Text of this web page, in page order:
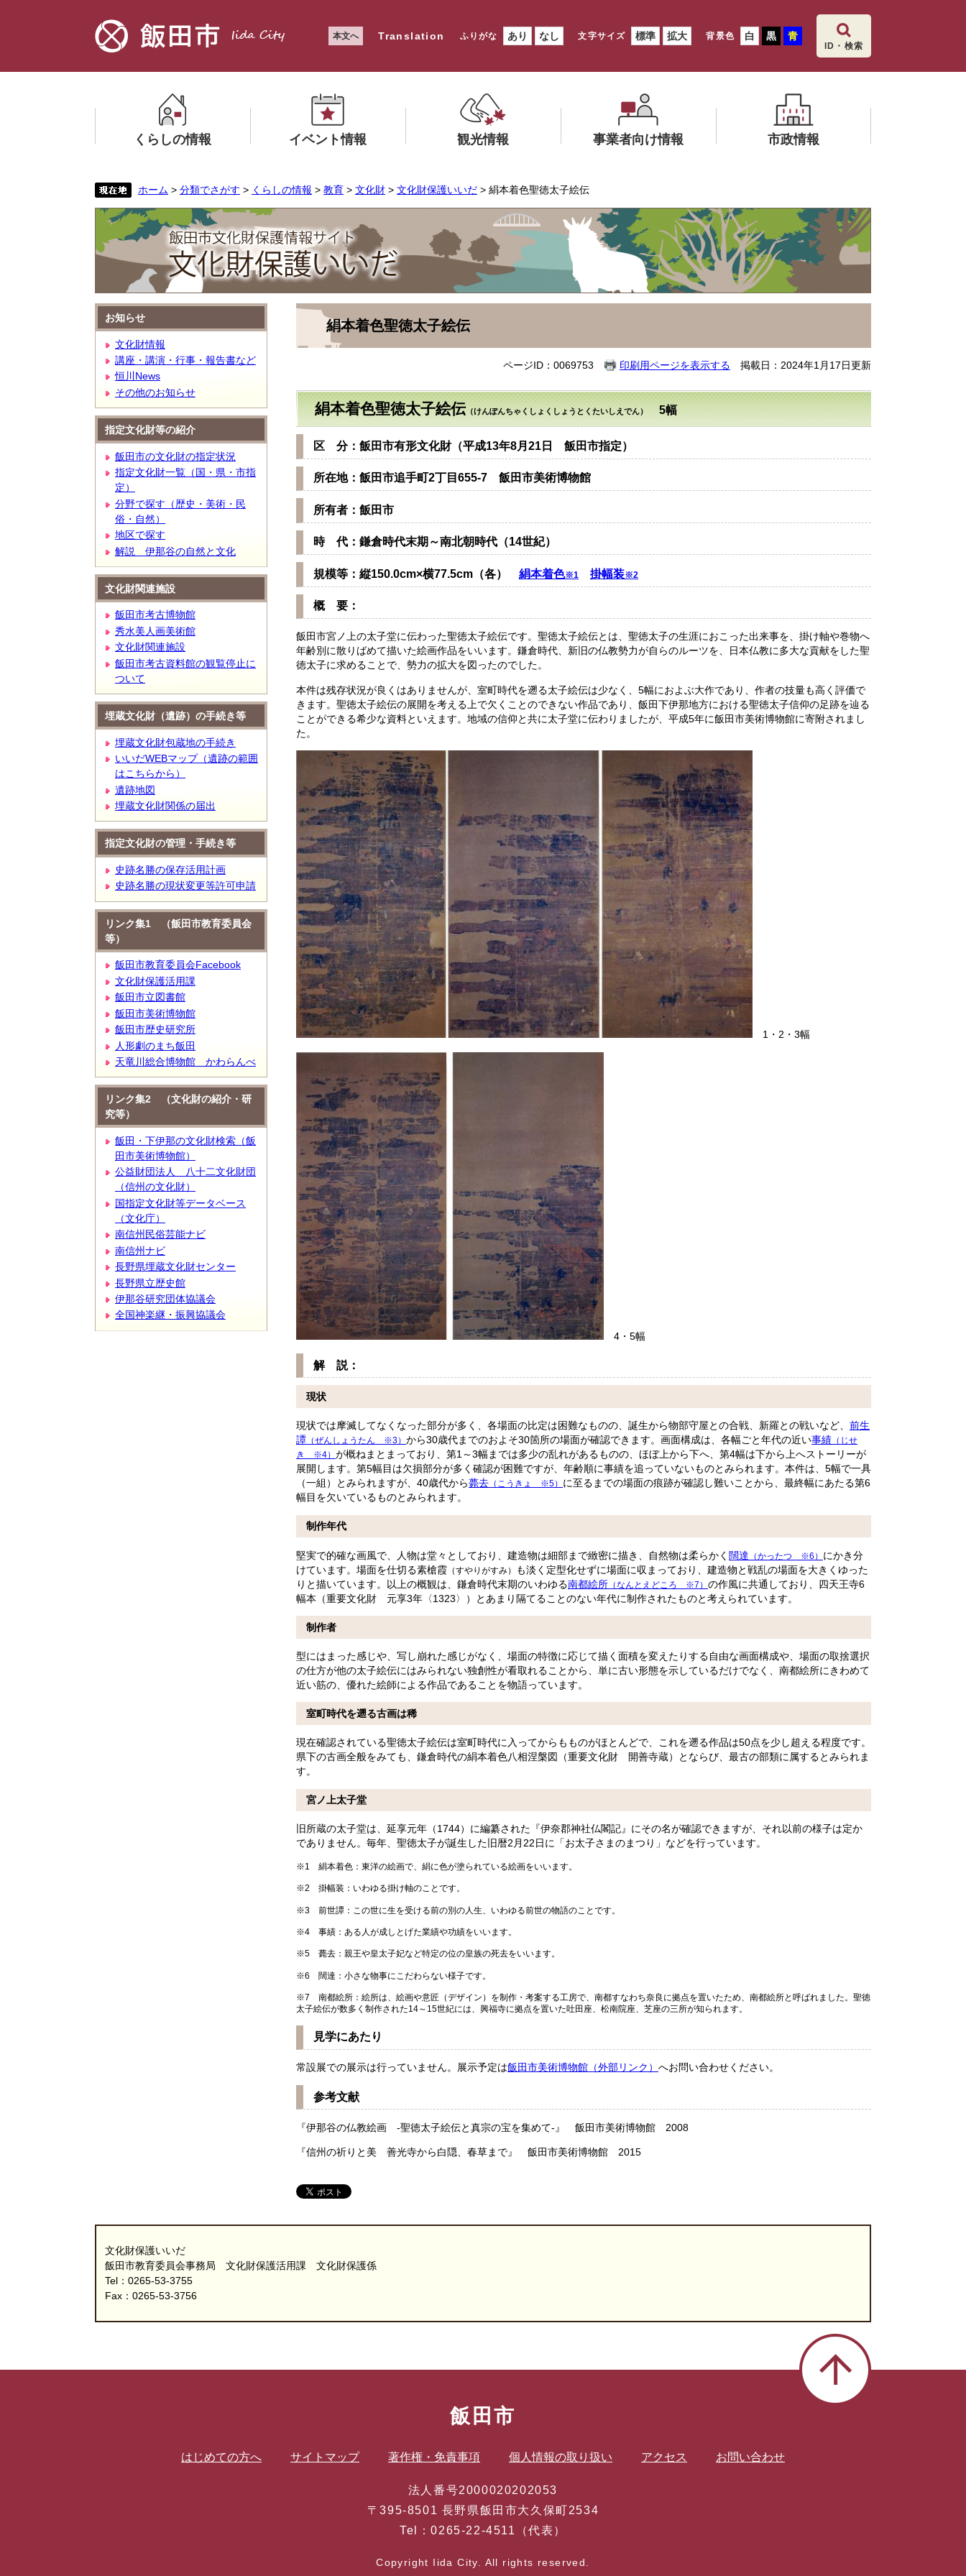
本文へ Translation ふりがな あり なし 文字サイズ 標準 拡大 背景色 白 黒 青
ID・検索
くらしの情報
メ
ニ
ー
を
ら
く
イベント情報
メ
ニ
ー
を
ひ
ら
く
観光情報
メ
ニ
を
ら
事業者向け情報
メ
ニ
ュ
ー
を
ひ
ら
市政情報
ニ
ュ
ー
を
ら
ホーム > 分類でさがす > くらしの情報 > 教育 > 文化財 > 文化財保護いいだ > 絹本着色聖徳太子絵伝
本
絹本着色聖徳太子絵伝
ページID：0069753 印刷用ページを表示する 掲載日：2024年1月17日更新
絹本着色聖徳太子絵伝（けんぽんちゃくしょくしょうとくたいしえでん） 5幅
区 分：飯田市有形文化財（平成13年8月21日 飯田市指定）
所在地：飯田市追手町2丁目655-7 飯田市美術博物館
所有者：飯田市
時 代：鎌倉時代末期～南北朝時代（14世紀）
規模等：縦150.0cm×横77.5cm（各） 絹本着色※1 掛幅装※2
概 要：
飯田市宮ノ上の太子堂に伝わった聖徳太子絵伝です。聖徳太子絵伝とは、聖徳太子の生涯におこった出来事を、掛け軸や巻物へ
年齢別に散りばめて描いた絵画作品をいいます。鎌倉時代、新旧の仏教勢力が自らのルーツを、日本仏教に多大な貢献をした聖
徳太子に求めることで、勢力の拡大を図ったのでした。
本件は残存状況が良くはありませんが、室町時代を遡る太子絵伝は少なく、5幅におよぶ大作であり、作者の技量も高く評価で
きます。聖徳太子絵伝の展開を考える上で欠くことのできない作品であり、飯田下伊那地方における聖徳太子信仰の足跡を辿る
ことができる希少な資料といえます。地域の信仰と共に太子堂に伝わりましたが、平成5年に飯田市美術博物館に寄附されまし
た。
1・2・3幅
4・5幅
解 説：
現状
現状では摩滅してなくなった部分が多く、各場面の比定は困難なものの、誕生から物部守屋との合戦、新羅との戦いなど、 前生
譚 （ぜんしょうたん ※3） から30歳代までのおよそ30箇所の場面が確認できます。画面構成は、各幅ごと年代の近い事績 （じせ
き ※4） が概ねまとまっており、第1～3幅までは多少の乱れがあるものの、ほぼ上から下へ、第4幅は下から上へストーリーが
展開します。第5幅目は欠損部分が多く確認が困難ですが、年齢順に事績を追っていないものとみられます。本件は、5幅で一具
（一組）とみられますが、40歳代から薨去 （こうきょ ※5） に至るまでの場面の痕跡が確認し難いことから、最終幅にあたる第6
幅目を欠いているものとみられます。
制作年代
堅実で的確な画風で、人物は堂々としており、建造物は細部まで緻密に描き、自然物は柔らかく 闊達 （かったつ ※6） にかき分
けています。場面を仕切る素槍霞 （すやりがすみ）
も淡く定型化せずに場面に収まっており、建造物と戦乱の場面を大きくゆった
りと描いています。以上の概観は、鎌倉時代末期のいわゆる南都絵所 （なんとえどころ ※7） の作風に共通しており、四天王寺6
幅本（重要文化財 元享3年〈1323〉）とあまり隔てることのない年代に制作されたものと考えられています。
制作者
型にはまった感じや、写し崩れた感じがなく、場面の特徴に応じて描く面積を変えたりする自由な画面構成や、場面の取捨選択
の仕方が他の太子絵伝にはみられない独創性が看取れることから、単に古い形態を示しているだけでなく、南都絵所にきわめて
近い筋の、優れた絵師による作品であることを物語っています。
室町時代を遡る古画は稀
現在確認されている聖徳太子絵伝は室町時代に入ってからもものがほとんどで、これを遡る作品は50点を少し超える程度です。
県下の古画全般をみても、鎌倉時代の絹本着色八相涅槃図（重要文化財 開善寺蔵）とならび、最古の部類に属するとみられま
す。
宮ノ上太子堂
旧所蔵の太子堂は、延享元年（1744）に編纂された『伊奈郡神社仏閣記』にその名が確認できますが、それ以前の様子は定か
でありません。毎年、聖徳太子が誕生した旧暦2月22日に「お太子さまのまつり」などを行っています。
※1 絹本着色：東洋の絵画で、絹に色が塗られている絵画をいいます。
※2 掛幅装：いわゆる掛け軸のことです。
※3 前世譚：この世に生を受ける前の別の人生、いわゆる前世の物語のことです。
※4 事績：ある人が成しとげた業績や功績をいいます。
※5 薨去：親王や皇太子妃など特定の位の皇族の死去をいいます。
※6 闊達：小さな物事にこだわらない様子です。
※7 南都絵所：絵所は、絵画や意匠（デザイン）を制作・考案する工房で、南都すなわち奈良に拠点を置いたため、南都絵所と呼ばれました。聖徳
太子絵伝が数多く制作された14～15世紀には、興福寺に拠点を置いた吐田座、松南院座、芝座の三所が知られます。
見学にあたり
常設展での展示は行っていません。展示予定は飯田市美術博物館 （外部リンク） へお問い合わせください。
参考文献
『伊那谷の仏教絵画 -聖徳太子絵伝と真宗の宝を集めて-』 飯田市美術博物館 2008
『信州の祈りと美 善光寺から白隠、春草まで』 飯田市美術博物館 2015
お知らせ
文化財情報
講座・講演・行事・報告書など
恒川News
その他のお知らせ
指定文化財等の紹介
飯田市の文化財の指定状況
指定文化財一覧（国・県・市指
定）
分野で探す（歴史・美術・民
俗・自然）
地区で探す
解説 伊那谷の自然と文化
文化財関連施設
飯田市考古博物館
秀水美人画美術館
文化財関連施設
飯田市考古資料館の観覧停止に
ついて
埋蔵文化財（遺跡）の手続き等
埋蔵文化財包蔵地の手続き
いいだWEBマップ（遺跡の範囲
はこちらから）
遺跡地図
埋蔵文化財関係の届出
指定文化財の管理・手続き等
史跡名勝の保存活用計画
史跡名勝の現状変更等許可申請
リンク集1 （飯田市教育委員会
等）
飯田市教育委員会Facebook
文化財保護活用課
飯田市立図書館
飯田市美術博物館
飯田市歴史研究所
人形劇のまち飯田
天竜川総合博物館 かわらんべ
リンク集2 （文化財の紹介・研
究等）
飯田・下伊那の文化財検索（飯
田市美術博物館）
公益財団法人 八十二文化財団
（信州の文化財）
国指定文化財等データベース
（文化庁）
南信州民俗芸能ナビ
南信州ナビ
長野県埋蔵文化財センター
長野県立歴史館
伊那谷研究団体協議会
全国神楽継・振興協議会
文化財保護いいだ
飯田市教育委員会事務局 文化財保護活用課 文化財保護係
Tel：0265-53-3755
Fax：0265-53-3756
飯田市
はじめての方へ サイトマップ 著作権・免責事項 個人情報の取り扱い アクセス お問い合わせ
法人番号2000020202053
〒395-8501 長野県飯田市大久保町2534
Tel：0265-22-4511（代表）
Copyright Iida City. All rights reserved.